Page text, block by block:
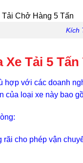
Kích
Tải 5
hợp với các doanh
của loại xe này bao
rãi cho phép vận